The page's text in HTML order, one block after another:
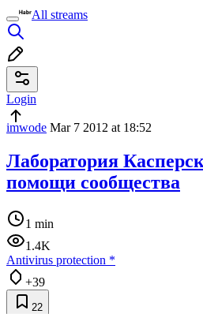
All streams
Login
imwode Mar 7 2012 at 18:52
Лаборатория
помощи сообщества
1 min
1.4K
Antivirus protection *
+39
22